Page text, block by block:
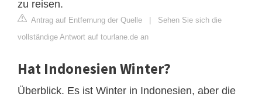
zu reisen.
Antrag auf Entfernung der Quelle
Sehen Sie sich die
vollständige Antwort auf tourlane.de an
Hat Indonesien Winter?
Überblick. Es ist Winter in Indonesien, aber die